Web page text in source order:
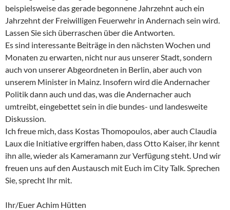
beispielsweise das gerade begonnene Jahrzehnt auch ein
Jahrzehnt der Freiwilligen Feuerwehr in Andernach sein wird.
Lassen Sie sich überraschen über die Antworten.
Es sind interessante Beiträge in den nächsten Wochen und
Monaten zu erwarten, nicht nur aus unserer Stadt, sondern
auch von unserer Abgeordneten in Berlin, aber auch von
unserem Minister in Mainz. Insofern wird die Andernacher
Politik dann auch und das, was die Andernacher auch
umtreibt, eingebettet sein in die bundes- und landesweite
Diskussion.
Ich freue mich, dass Kostas Thomopoulos, aber auch Claudia
Laux die Initiative ergriffen haben, dass Otto Kaiser, ihr kennt
ihn alle, wieder als Kameramann zur Verfügung steht. Und wir
freuen uns auf den Austausch mit Euch im City Talk. Sprechen
Sie, sprecht Ihr mit.
Ihr/Euer Achim Hütten